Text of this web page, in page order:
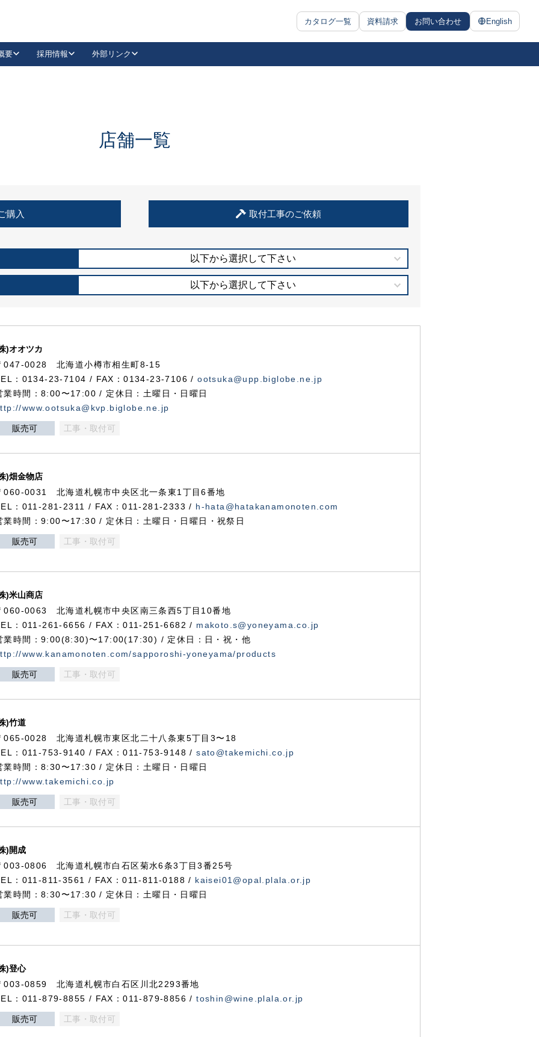
カタログ一覧 資料請求 お問い合わせ English
抗ウイルス・抗菌製品
要 採用情報 外部リンク
LinkedIn
住宅使用部材標準化推進協議会
店舗一覧
購入 取付工事のご依頼
以下から選択して下さい
以下から選択して下さい
)オオツカ
047-0028 北海道小樽市相生町8-15
：0134-23-7104 / FAX：0134-23-7106 /ootsuka@upp.biglobe.ne.jp
業時間：8:00〜17:00 / 定休日：土曜日・日曜日
www.ootsuka@kvp.biglobe.ne.jp
販売可 工事・取付可
)畑金物店
060-0031 北海道札幌市中央区北一条東1丁目6番地
：011-281-2311 / FAX：011-281-2333 / h-hata@hatakanamonoten.com
業時間：9:00〜17:30 / 定休日：土曜日・日曜日・祝祭日
販売可 工事・取付可
)米山商店
060-0063 北海道札幌市中央区南三条西5丁目10番地
：011-261-6656 / FAX：011-251-6682 / makoto.s@yoneyama.co.jp
業時間：9:00(8:30)〜17:00(17:30) / 定休日：日・祝・他
www.kanamonoten.com/sapporoshi-yoneyama/products
販売可 工事・取付可
)竹道
065-0028 北海道札幌市東区北二十八条東5丁目3〜18
：011-753-9140 / FAX：011-753-9148 /sato@takemichi.co.jp
業時間：8:30〜17:30 / 定休日：土曜日・日曜日
www.takemichi.co.jp
販売可 工事・取付可
)開成
003-0806 北海道札幌市白石区菊水6条3丁目3番25号
：011-811-3561 / FAX：011-811-0188 / kaisei01@opal.plala.or.jp
業時間：8:30〜17:30 / 定休日：土曜日・日曜日
販売可 工事・取付可
)登心
003-0859 北海道札幌市白石区川北2293番地
：011-879-8855 / FAX：011-879-8856 /toshin@wine.plala.or.jp
販売可 工事・取付可